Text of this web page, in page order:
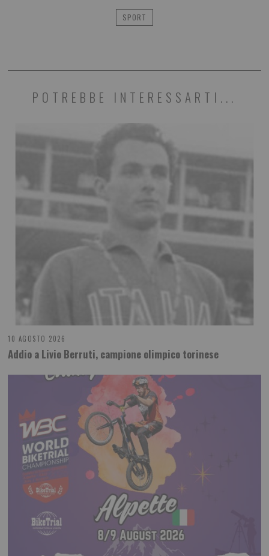
SPORT
POTREBBE INTERESSARTI...
10 AGOSTO 2026
Addio a Livio Berruti, campione olimpico torinese